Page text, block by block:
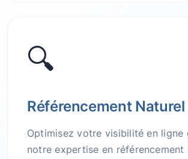
🔍
Référencement Naturel
Optimisez votre visibilité en ligne
notre expertise en référencement